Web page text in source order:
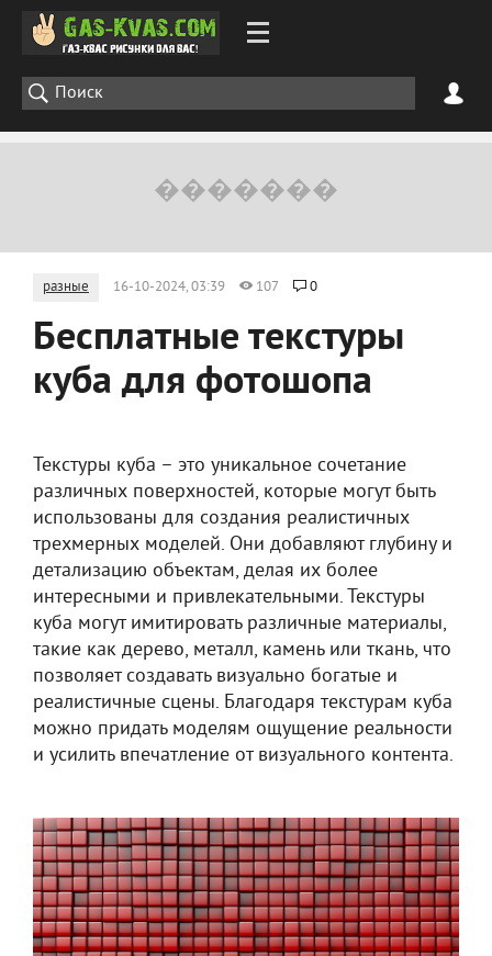
разные 16-10-2024, 03:39 107 0
Бесплатные текстуры
куба для фотошопа
Текстуры куба – это уникальное сочетание
различных поверхностей, которые могут быть
использованы для создания реалистичных
трехмерных моделей. Они добавляют глубину и
детализацию объектам, делая их более
интересными и привлекательными. Текстуры
куба могут имитировать различные материалы,
такие как дерево, металл, камень или ткань, что
позволяет создавать визуально богатые и
реалистичные сцены. Благодаря текстурам куба
можно придать моделям ощущение реальности
и усилить впечатление от визуального контента.